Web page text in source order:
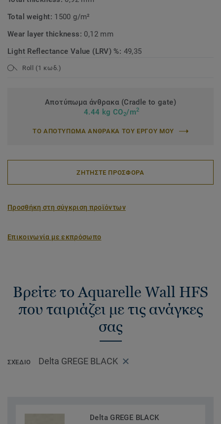
Total weight: 1500 g/m²
Wear layer thickness: 0,12 mm
Light Reflectance Value (LRV) %: 49,35
Roll (1 κωδ.)
Αποτύπωμα άνθρακα (Cradle to gate)
4.44 kg CO2/m2
ΤΟ ΑΠΟΤΥΠΩΜΑ ΑΝΘΡΑΚΑ ΤΟΥ ΕΡΓΟΥ ΜΟΥ
ΖΗΤΗΣΤΕ ΠΡΟΣΦΟΡΑ
Προσθήκη στη σύγκριση προϊόντων
Επικοινωνία με εκπρόσωπο
Βρείτε το Aquarelle Wall HFS
που ταιριάζει με τις ανάγκες
σας
ΣΧΈΔΙΟ Delta GREGE BLACK
Delta GREGE BLACK